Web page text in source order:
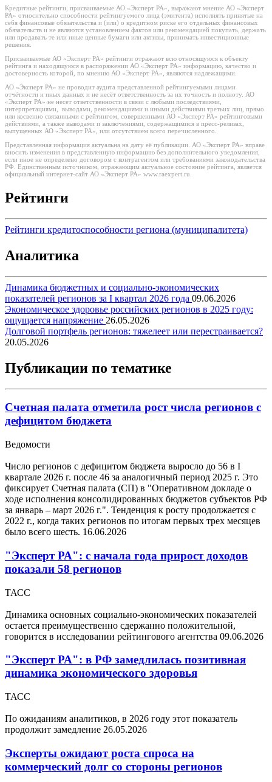
Кредитные рейтинги, присваиваемые АО «Эксперт РА», выражают мнение АО «Эксперт
РА» относительно способности рейтингуемого лица (эмитента) исполнять принятые на
себя финансовые обязательства и (или) о кредитном риске его отдельных финансовых
обязательств и не являются установлением фактов или рекомендацией покупать, держать
или продавать те или иные ценные бумаги или активы, принимать инвестиционные
решения.
Присваиваемые АО «Эксперт РА» рейтинги отражают всю относящуюся к объекту
рейтинга и находящуюся в распоряжении АО «Эксперт РА» информацию, качество и
достоверность которой, по мнению АО «Эксперт РА», являются надлежащими.
АО «Эксперт РА» не проводит аудита представленной рейтингуемыми лицами
отчётности и иных данных и не несёт ответственность за их точность и полноту. АО
«Эксперт РА» не несет ответственности в связи с любыми последствиями,
интерпретациями, выводами, рекомендациями и иными действиями третьих лиц, прямо
или косвенно связанными с рейтингом, совершенными АО «Эксперт РА» рейтинговыми
действиями, а также выводами и заключениями, содержащимися в пресс-релизах,
выпущенных АО «Эксперт РА», или отсутствием всего перечисленного.
Представленная информация актуальна на дату её публикации. АО «Эксперт РА» вправе
вносить изменения в представленную информацию без дополнительного уведомления,
если иное не определено договором с контрагентом или требованиями законодательства
РФ. Единственным источником, отражающим актуальное состояние рейтинга, является
официальный интернет-сайт АО «Эксперт РА» www.raexpert.ru.
Рейтинги
Рейтинги кредитоспособности региона (муниципалитета)
Аналитика
Динамика бюджетных и социально-экономических
показателей регионов за I квартал 2026 года 09.06.2026
Экономическое здоровье российских регионов в 2025 году:
ощущается напряжение 26.05.2026
Долговой портфель регионов: тяжелеет или перестраивается?
20.05.2026
Публикации по тематике
Счетная палата отметила рост числа регионов с
дефицитом бюджета
Ведомости
Число регионов с дефицитом бюджета выросло до 56 в I
квартале 2026 г. после 46 за аналогичный период 2025 г. Это
фиксирует Счетная палата (СП) в "Оперативном докладе о
ходе исполнения консолидированных бюджетов субъектов РФ
за январь – март 2026 г.". Тенденция к росту продолжается с
2022 г., когда таких регионов по итогам первых трех месяцев
было всего шесть. 16.06.2026
"Эксперт РА": с начала года прирост доходов
показали 58 регионов
ТАСС
Динамика основных социально-экономических показателей
остается преимущественно сдержанно положительной,
говорится в исследовании рейтингового агентства 09.06.2026
"Эксперт РА": в РФ замедлилась позитивная
динамика экономического здоровья
ТАСС
По ожиданиям аналитиков, в 2026 году этот показатель
продолжит замедление 26.05.2026
Эксперты ожидают роста спроса на
коммерческий долг со стороны регионов